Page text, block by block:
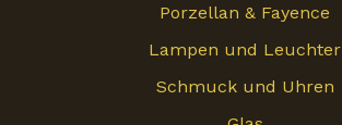
Porzellan & Fayence
Lampen und Leuchter
Schmuck und Uhren